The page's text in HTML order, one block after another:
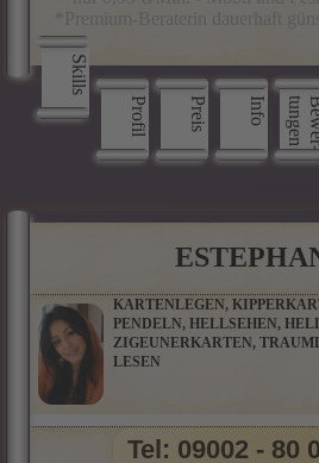
Skills
Profil
Preis Info n
KARTENLEGEN,
PENDELN, HELLSEHEN,
ZIGEUNERKARTEN,
LESEN
Tel: 09002 - 80